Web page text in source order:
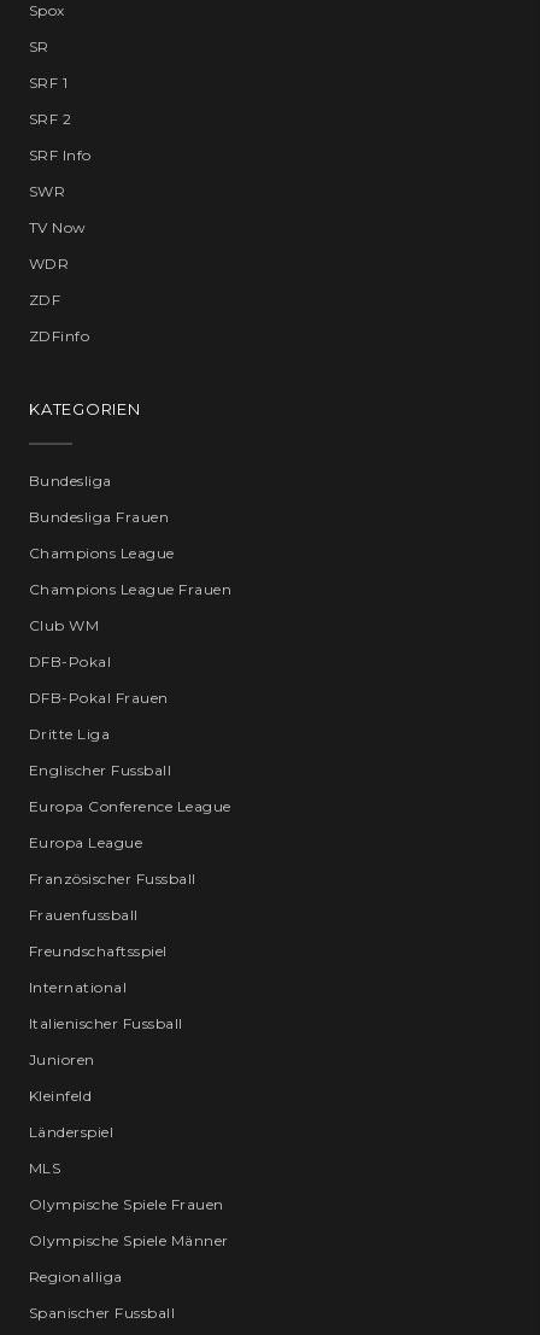
Spox
SR
SRF 1
SRF 2
SRF Info
SWR
TV Now
WDR
ZDF
ZDFinfo
KATEGORIEN
Bundesliga
Bundesliga Frauen
Champions League
Champions League Frauen
Club WM
DFB-Pokal
DFB-Pokal Frauen
Dritte Liga
Englischer Fussball
Europa Conference League
Europa League
Französischer Fussball
Frauenfussball
Freundschaftsspiel
International
Italienischer Fussball
Junioren
Kleinfeld
Länderspiel
MLS
Olympische Spiele Frauen
Olympische Spiele Männer
Regionalliga
Spanischer Fussball